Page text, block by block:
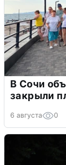
В Сочи
закрыли
6 августа 0